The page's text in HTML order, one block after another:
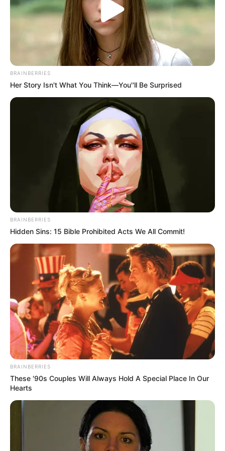
FLORES DE PAPEL.
5º – Como fazer flores de garrafa pet
Em 5º lugar estão essas lindas florzinhas de
garrafa pet, que proporcionam a execução de
uma ótima atividade escolar. Com a ajuda dos
professores, as crianças podem fazer lindos
arranjos e se divertir customizando as flores.
Mais uma vez, a garrafa pet demonstra a sua
versatilidade.
FLORES DE GARRAFA PET.
4º Luminária de teto feita com
colheres de plástico e galão de água
BRAINBERRIES
Her Story Isn't What You Think—You''ll Be Surprised
BRAINBERRIES
Hidden Sins: 15 Bible Prohibited Acts We All Commit!
BRAINBERRIES
These '90s Couples Will Always Hold A Special Place In Our
Hearts